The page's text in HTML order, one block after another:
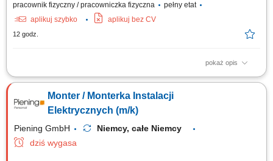
pracownik fizyczny / pracowniczka fizyczna
pełny etat
aplikuj szybko
aplikuj bez CV
12 godz.
pokaż opis
Obowiązki: Montaż instalacji elektrycznych w różnych obiektach;
Monter / Monterka Instalacji
Elektrycznych (m/k)
Piening GmbH
Niemcy, całe Niemcy
dziś wygasa